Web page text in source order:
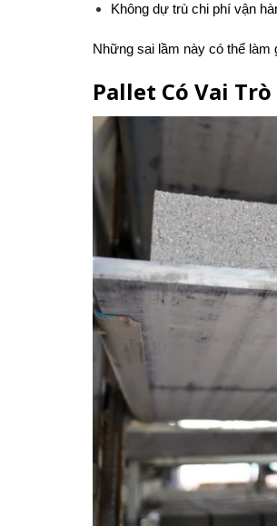
Không dự trù chi phí vận
Những sai lầm này có thể làm
Pallet Có Vai